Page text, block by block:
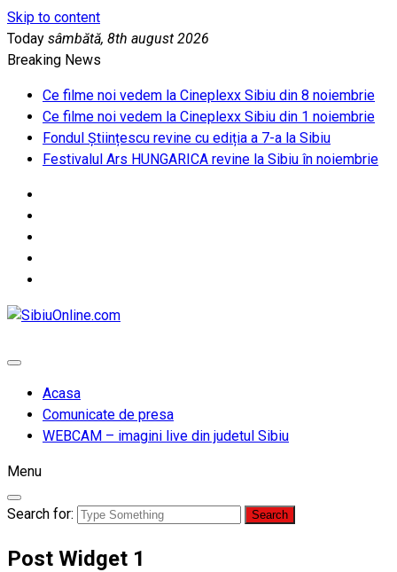
Skip to content
Today sâmbătă, 8th august 2026
Breaking News
Ce filme noi vedem la Cineplexx Sibiu din 8 noiembrie
Ce filme noi vedem la Cineplexx Sibiu din 1 noiembrie
Fondul Științescu revine cu ediția a 7-a la Sibiu
Festivalul Ars HUNGARICA revine la Sibiu în noiembrie
Acasa
Comunicate de presa
WEBCAM – imagini live din judetul Sibiu
Menu
Search for:
Post Widget 1